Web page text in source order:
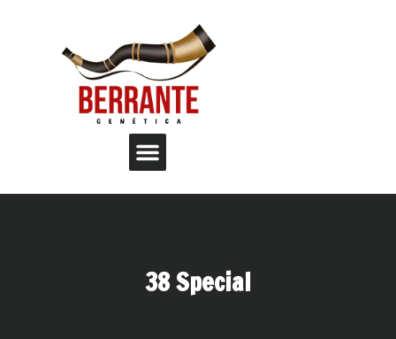
38 Special